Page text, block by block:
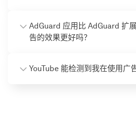
AdGuard 应用比 AdGuard 扩
告的效果更好吗？
YouTube 能检测到我在使用广